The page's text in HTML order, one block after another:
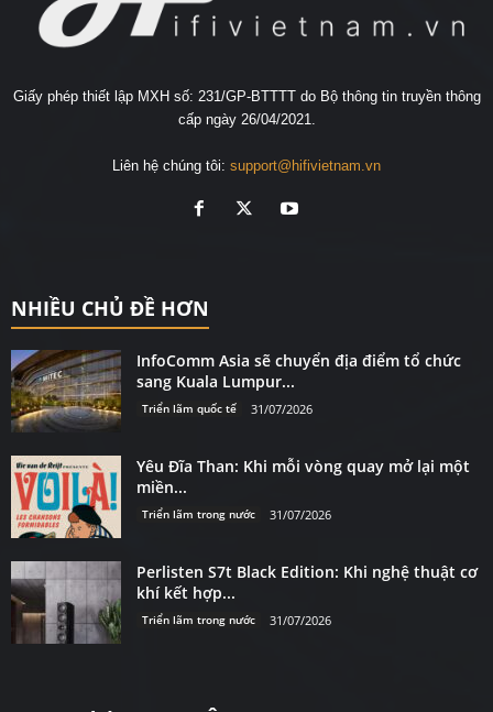
Giấy phép thiết lập MXH số: 231/GP-BTTTT do Bộ thông tin truyền thông
cấp ngày 26/04/2021.
Liên hệ chúng tôi: support@hifivietnam.vn
NHIỀU CHỦ ĐỀ HƠN
InfoComm Asia sẽ chuyển địa điểm tổ chức
sang Kuala Lumpur...
Triển lãm quốc tế 31/07/2026
Yêu Đĩa Than: Khi mỗi vòng quay mở lại một
miền...
Triển lãm trong nước 31/07/2026
Perlisten S7t Black Edition: Khi nghệ thuật cơ
khí kết hợp...
Triển lãm trong nước 31/07/2026